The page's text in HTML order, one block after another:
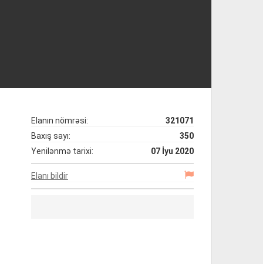
Elanın nömrəsi:
321071
Baxış sayı:
350
Yenilənmə tarixi:
07 İyu 2020
Elanı bildir